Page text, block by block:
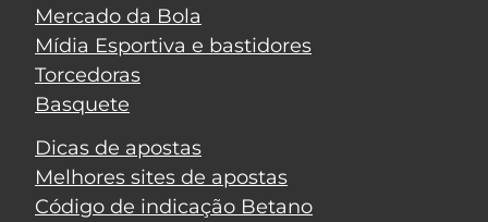
Mercado da Bola
Mídia Esportiva e bastidores
Torcedoras
Basquete
Dicas de apostas
Melhores sites de apostas
Código de indicação Betano